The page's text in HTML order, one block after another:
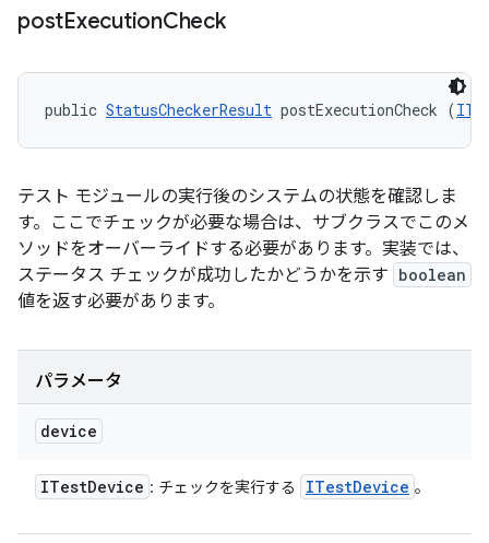
postExecutionCheck
public StatusCheckerResult postExecutionCheck (
テスト モジュールの実行後のシステムの状態を確認しま
す。ここでチェックが必要な場合は、サブクラスでこのメ
ソッドをオーバーライドする必要があります。実装では、
ステータス チェックが成功したかどうかを示す boolean
値を返す必要があります。
パラメータ
device
ITestDevice : チェックを実行する ITestDevice 。